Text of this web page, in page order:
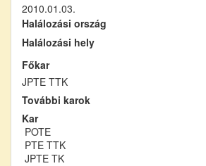
2010.01.03.
Halálozási ország
Halálozási hely
Főkar
JPTE TTK
További karok
Kar
POTE
PTE TTK
JPTE TK